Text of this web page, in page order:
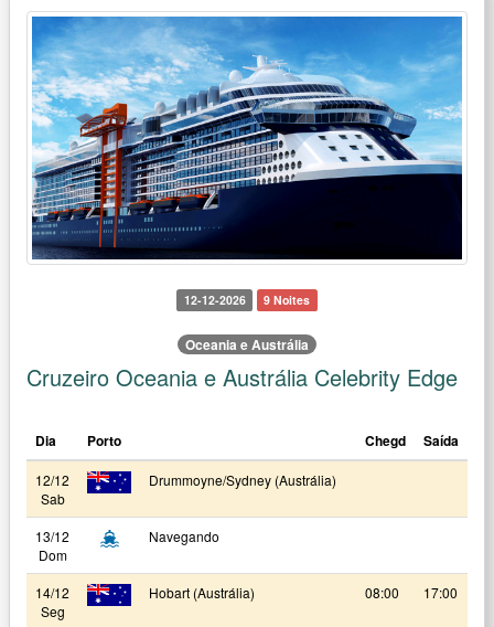
12-12-2026 9 Noites
Oceania e Austrália
Cruzeiro Oceania e Austrália Celebrity Edge
Dia Porto Chegd Saída
12/12
Sab
Drummoyne/Sydney (Austrália)
13/12
Dom
Navegando
14/12
Seg
Hobart (Austrália) 08:00 17:00